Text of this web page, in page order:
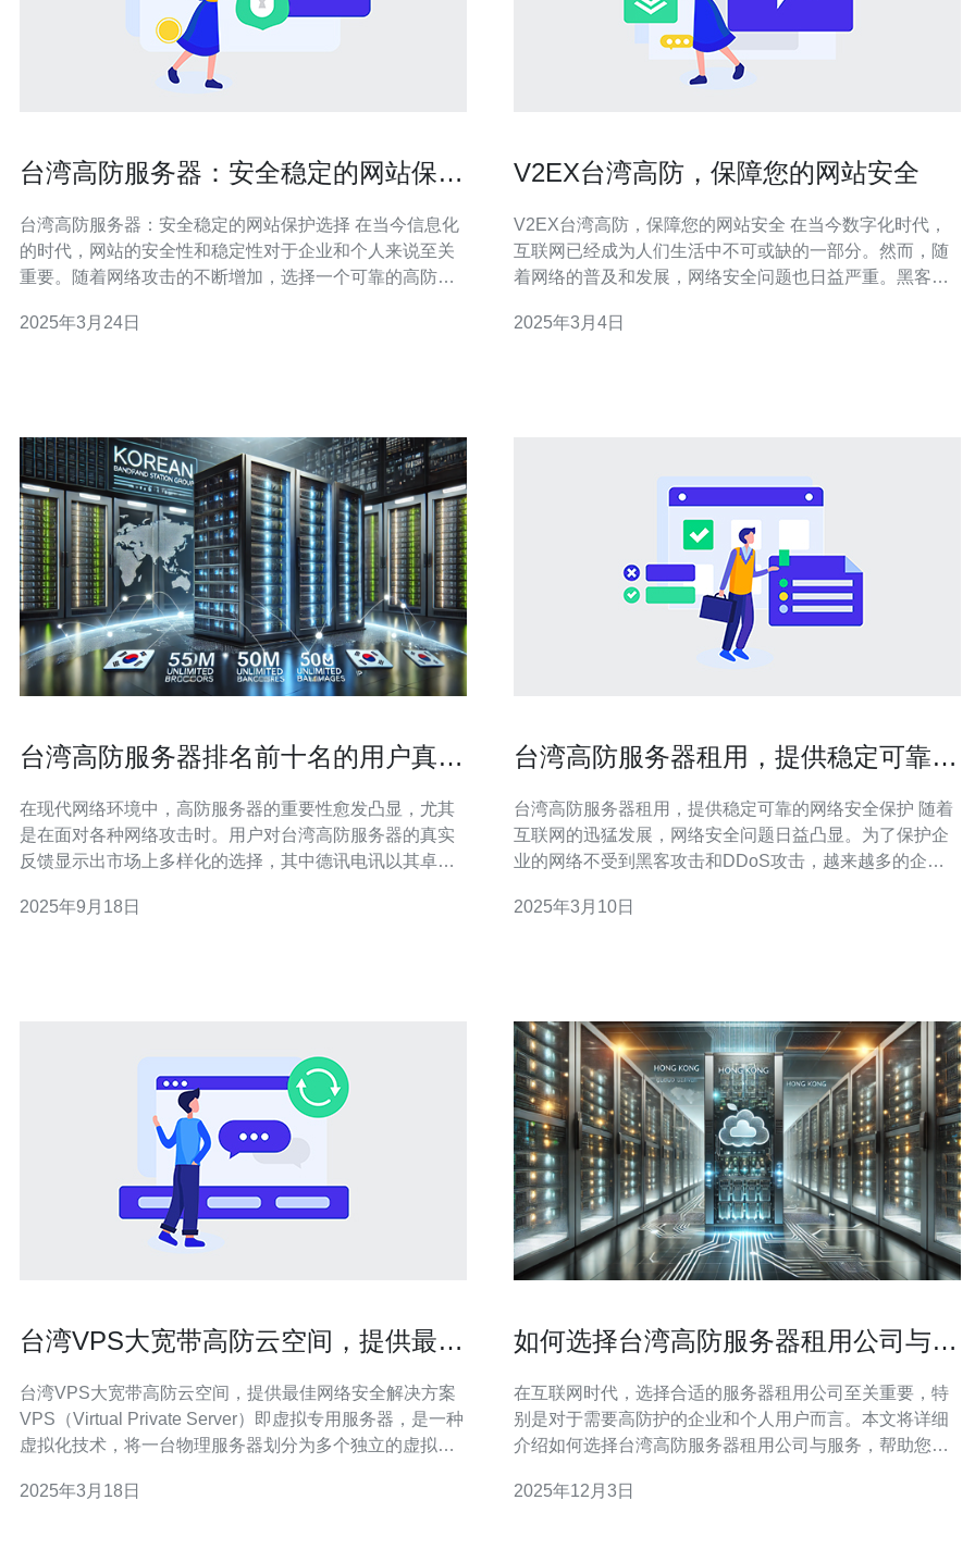
台湾高防服务器：安全稳定的网站保护
台湾高防服务器：安全稳定的网站保护选择 在当今信息化
的时代，网站的安全性和稳定性对于企业和个人来说至关
重要。随着网络攻击的不断增加，选择一个可靠的高防服
防服务器，它是一种安全稳定的网站保护选择，为您的网
2025年3月24日
V2EX台湾高防，保障您的网站安全
V2EX台湾高防，保障您的网站安全 在当今数字化时代，
互联网已经成为人们生活中不可或缺的一部分。然而，随
着网络的普及和发展，网络安全问题也日益严重。黑客攻
者带来了巨大的风险和损失。因此，保障网站的安全性变
2025年3月4日
台湾高防服务器排名前十名的用户真实
在现代网络环境中，高防服务器的重要性愈发凸显，尤其
是在面对各种网络攻击时。用户对台湾高防服务器的真实
反馈显示出市场上多样化的选择，其中德讯电讯以其卓越
用户体验总结 根据用户的反馈，台湾高防服务器的用户普
2025年9月18日
台湾高防服务器租用，提供稳定可靠的
台湾高防服务器租用，提供稳定可靠的网络安全保护 随着
互联网的迅猛发展，网络安全问题日益凸显。为了保护企
业的网络不受到黑客攻击和DDoS攻击，越来越多的企业
供高防服务器租用服务，为企业提供稳定可靠的网络安全
2025年3月10日
台湾VPS大宽带高防云空间，提供最佳
台湾VPS大宽带高防云空间，提供最佳网络安全解决方案
VPS（Virtual Private Server）即虚拟专用服务器，是一种
虚拟化技术，将一台物理服务器划分为多个独立的虚拟服
序。通过使用VPS，用户可以获得与独立
2025年3月18日
如何选择台湾高防服务器租用公司与服
在互联网时代，选择合适的服务器租用公司至关重要，特
别是对于需要高防护的企业和个人用户而言。本文将详细
介绍如何选择台湾高防服务器租用公司与服务，帮助您做
护能力的服务器，主要用于抵御网络攻击，如DDoS攻击
2025年12月3日